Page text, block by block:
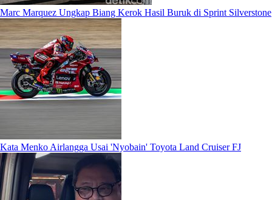
Marc Marquez Ungkap Biang Kerok Hasil Buruk di Sprint Silverstone
Kata Menko Airlangga Usai 'Nyobain' Toyota Land Cruiser FJ